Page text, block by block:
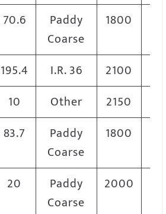
70.6
Paddy
Coarse
1800
195.4 I.R. 36 2100
10 Other 2150
83.7
Paddy
Coarse
1800
20
Paddy
Coarse
2000